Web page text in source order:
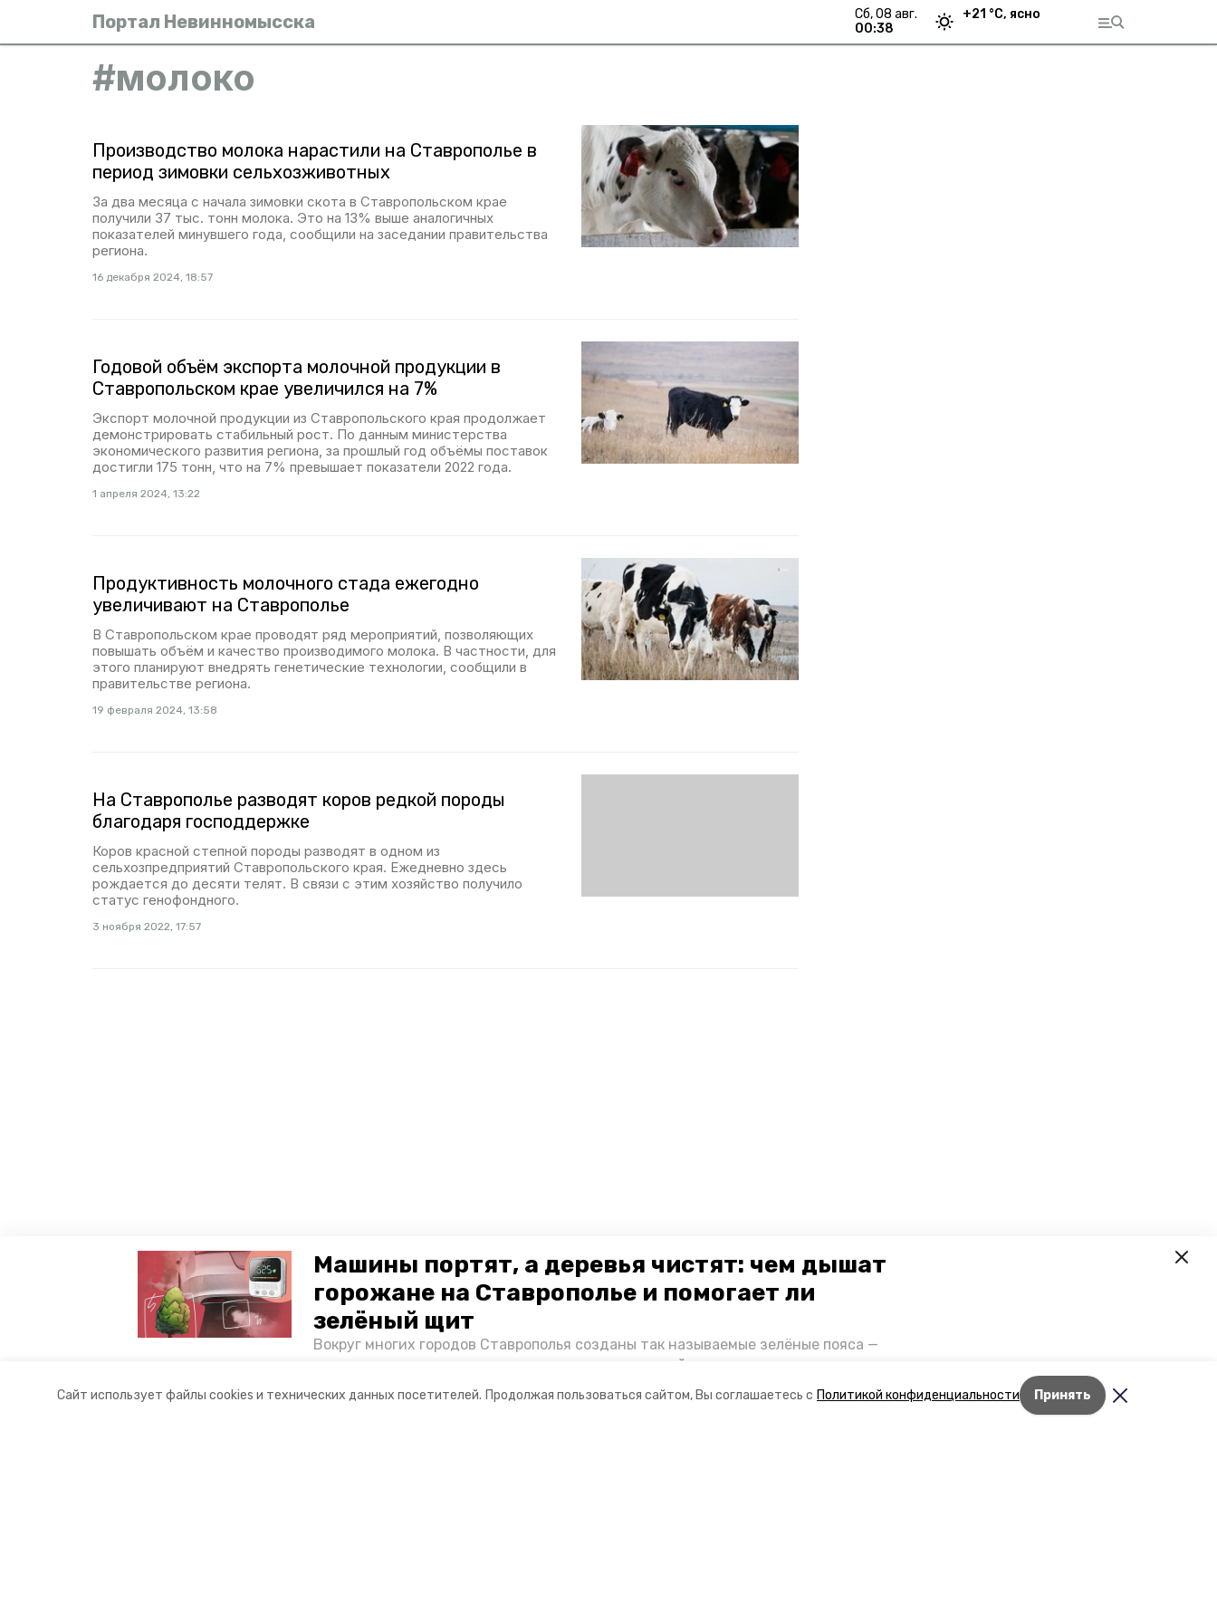
Сайт использует файлы cookies и технических данных посетителей. Продолжая пользоваться сайтом, Вы соглашаетесь с Политикой конфиденциальности Принять
Машины портят, а деревья чистят: чем дышат
горожане на Ставрополье и помогает ли
зелёный щит
Вокруг многих городов Ставрополья созданы так называемые зелёные пояса —
лесопарковые зоны, снижающие негативное воздействие выхлопных газов на
и каким воздухом дышат жители края, узнала корреспондент «Победы26».
Портал Невинномысска
сб, 08 авг.
00:38
+21 °С, ясно
#молоко
Производство молока нарастили на Ставрополье в
период зимовки сельхозживотных
За два месяца с начала зимовки скота в Ставропольском крае
получили 37 тыс. тонн молока. Это на 13% выше аналогичных
показателей минувшего года, сообщили на заседании правительства
региона.
16 декабря 2024, 18:57
Годовой объём экспорта молочной продукции в
Ставропольском крае увеличился на 7%
Экспорт молочной продукции из Ставропольского края продолжает
демонстрировать стабильный рост. По данным министерства
экономического развития региона, за прошлый год объёмы поставок
достигли 175 тонн, что на 7% превышает показатели 2022 года.
1 апреля 2024, 13:22
Продуктивность молочного стада ежегодно
увеличивают на Ставрополье
В Ставропольском крае проводят ряд мероприятий, позволяющих
повышать объём и качество производимого молока. В частности, для
этого планируют внедрять генетические технологии, сообщили в
правительстве региона.
19 февраля 2024, 13:58
На Ставрополье разводят коров редкой породы
благодаря господдержке
Коров красной степной породы разводят в одном из
сельхозпредприятий Ставропольского края. Ежедневно здесь
рождается до десяти телят. В связи с этим хозяйство получило
статус генофондного.
3 ноября 2022, 17:57